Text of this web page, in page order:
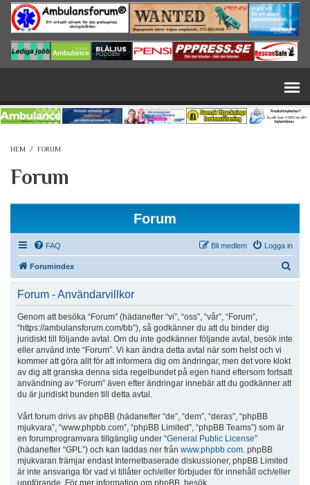
Hoppa till huvudinnehåll
HEM / FORUM
Forum